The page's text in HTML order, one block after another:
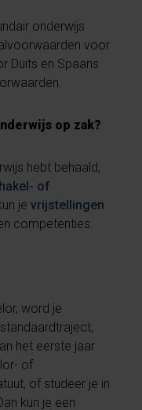
onderwijs
voor
Duits en Spaans
op zak?
hebt behaald,
of
je vrijstellingen
competenties.
word je
het eerste jaar
of
of studeer je in
kun je een